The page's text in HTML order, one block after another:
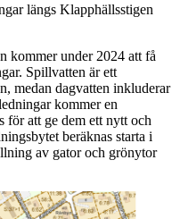
längs Klapphällsstigen
kommer under 2024 att få
Spillvatten är ett
medan dagvatten inkluderar
kommer en
för att ge dem ett nytt och
beräknas starta i
av gator och grönytor